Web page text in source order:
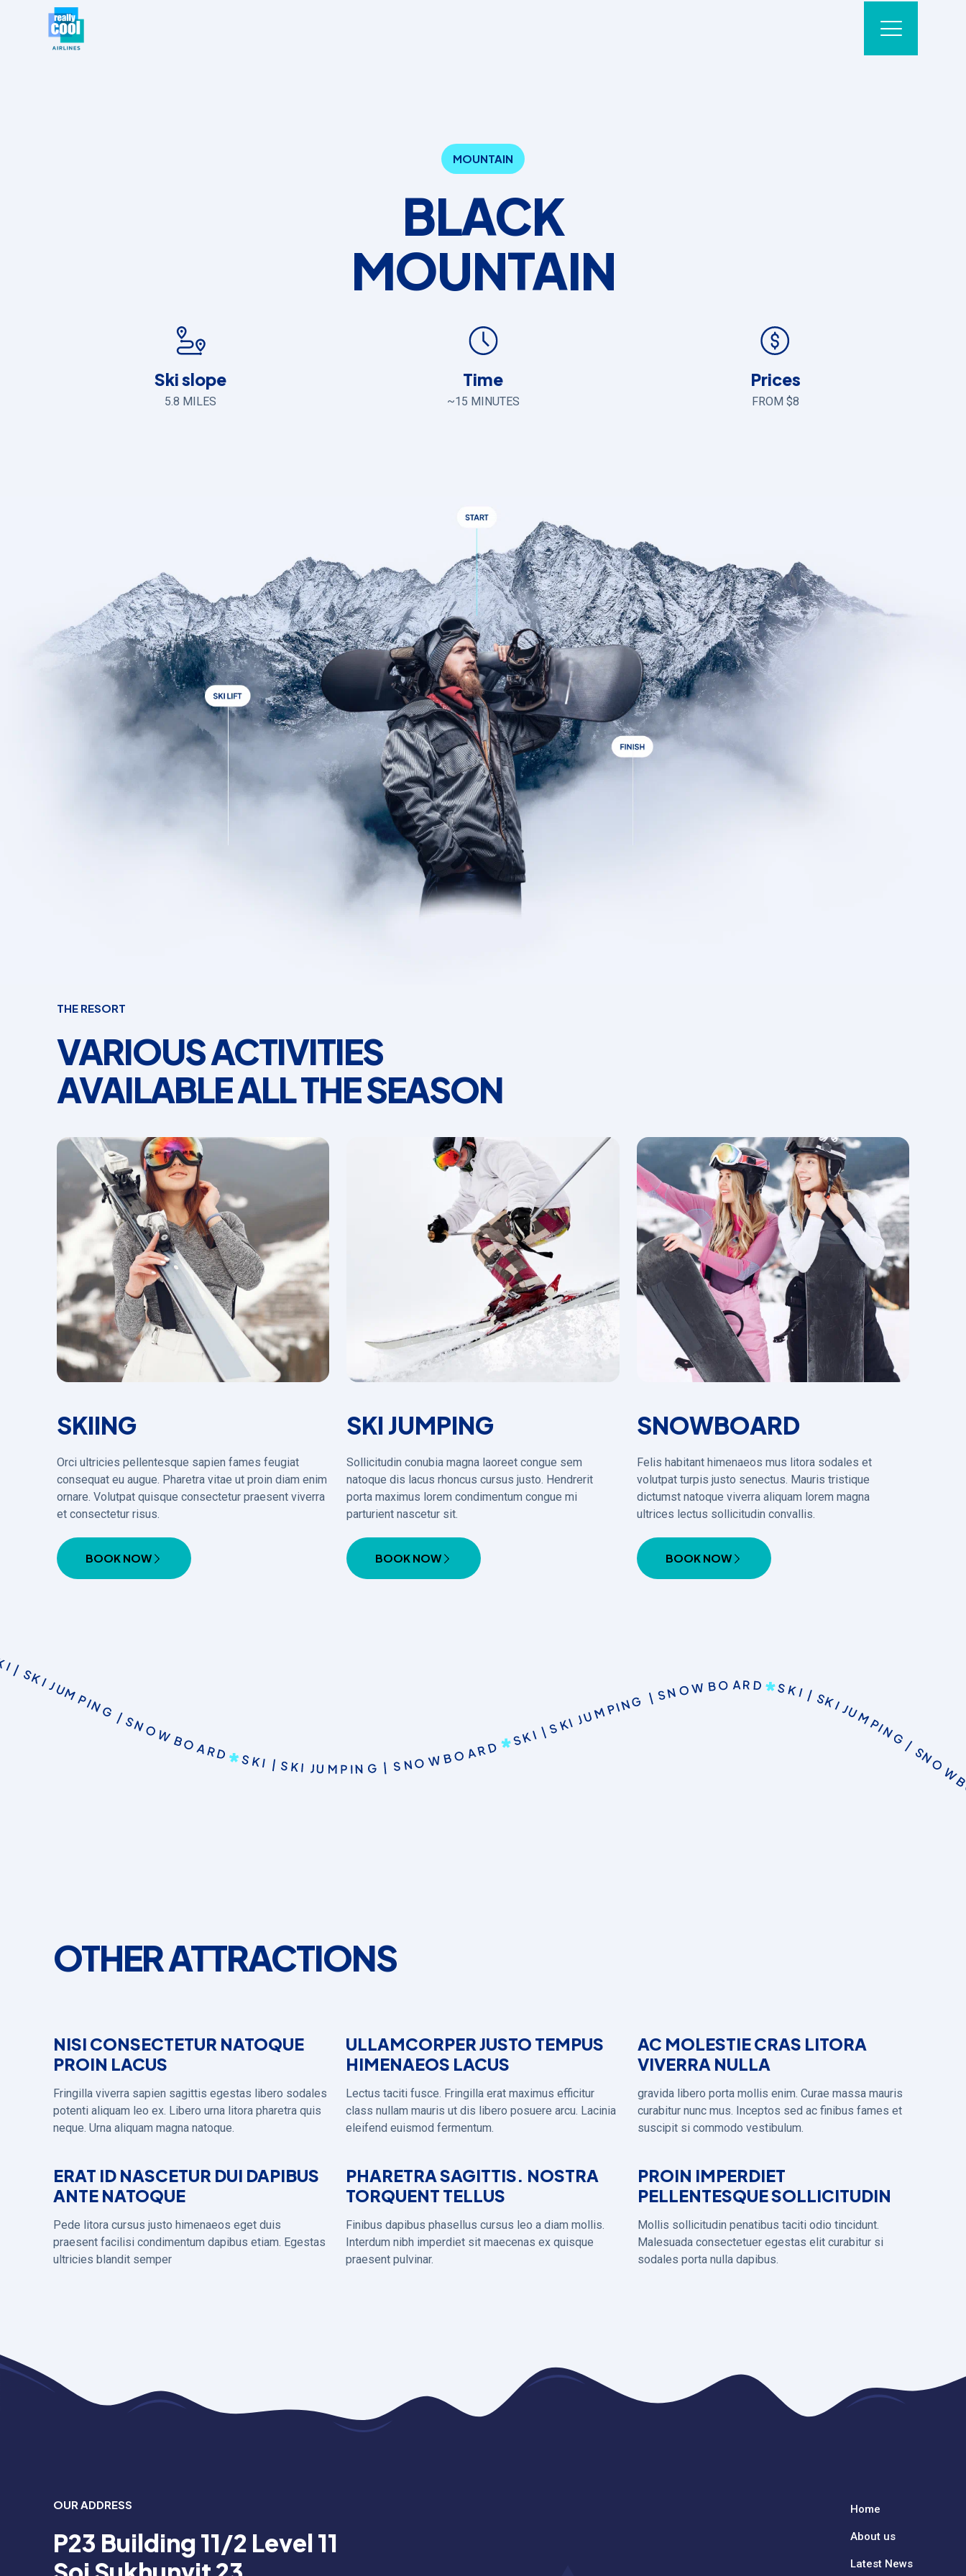
MOUNTAIN
BLACK
MOUNTAIN
Ski slope
5.8 MILES
Time
~15 MINUTES
Prices
FROM $8
THE RESORT
VARIOUS ACTIVITIES
AVAILABLE ALL THE SEASON
SKIING
Orci ultricies pellentesque sapien fames feugiat
consequat eu augue. Pharetra vitae ut proin diam enim
ornare. Volutpat quisque consectetur praesent viverra
et consectetur risus.
BOOK NOW
SKI JUMPING
Sollicitudin conubia magna laoreet congue sem
natoque dis lacus rhoncus cursus justo. Hendrerit
porta maximus lorem condimentum congue mi
parturient nascetur sit.
BOOK NOW
SNOWBOARD
Felis habitant himenaeos mus litora sodales et
volutpat turpis justo senectus. Mauris tristique
dictumst natoque viverra aliquam lorem magna
ultrices lectus sollicitudin convallis.
BOOK NOW
OTHER ATTRACTIONS
NISI CONSECTETUR NATOQUE
PROIN LACUS
Fringilla viverra sapien sagittis egestas libero sodales
potenti aliquam leo ex. Libero urna litora pharetra quis
neque. Urna aliquam magna natoque.
ULLAMCORPER JUSTO TEMPUS
HIMENAEOS LACUS
Lectus taciti fusce. Fringilla erat maximus efficitur
class nullam mauris ut dis libero posuere arcu. Lacinia
eleifend euismod fermentum.
AC MOLESTIE CRAS LITORA
VIVERRA NULLA
gravida libero porta mollis enim. Curae massa mauris
curabitur nunc mus. Inceptos sed ac finibus fames et
suscipit si commodo vestibulum.
ERAT ID NASCETUR DUI DAPIBUS
ANTE NATOQUE
Pede litora cursus justo himenaeos eget duis
praesent facilisi condimentum dapibus etiam. Egestas
ultricies blandit semper
PHARETRA SAGITTIS. NOSTRA
TORQUENT TELLUS
Finibus dapibus phasellus cursus leo a diam mollis.
Interdum nibh imperdiet sit maecenas ex quisque
praesent pulvinar.
PROIN IMPERDIET
PELLENTESQUE SOLLICITUDIN
Mollis sollicitudin penatibus taciti odio tincidunt.
Malesuada consectetuer egestas elit curabitur si
sodales porta nulla dapibus.
OUR ADDRESS
P23 Building 11/2 Level 11
Home
About us
Latest News